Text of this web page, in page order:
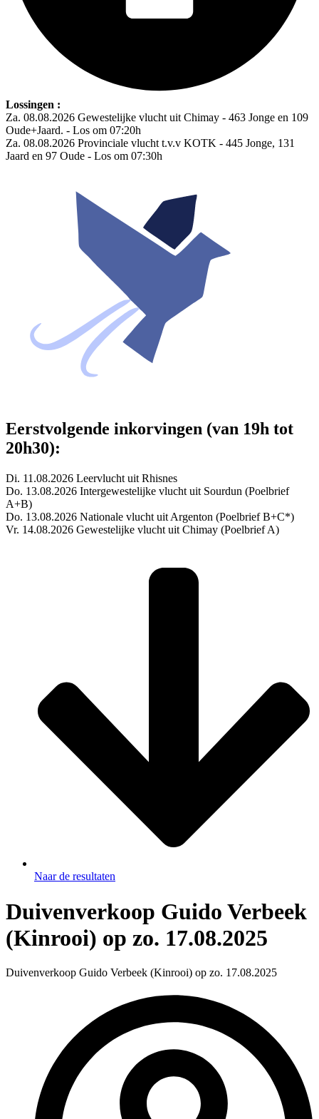
Lossingen :
Za. 08.08.2026 Gewestelijke vlucht uit Chimay - 463 Jonge en 109
Oude+Jaard. - Los om 07:20h
Za. 08.08.2026 Provinciale vlucht t.v.v KOTK - 445 Jonge, 131
Jaard en 97 Oude - Los om 07:30h
Eerstvolgende inkorvingen (van 19h tot
20h30):
Di. 11.08.2026 Leervlucht uit Rhisnes
Do. 13.08.2026 Intergewestelijke vlucht uit Sourdun (Poelbrief
A+B)
Do. 13.08.2026 Nationale vlucht uit Argenton (Poelbrief B+C*)
Vr. 14.08.2026 Gewestelijke vlucht uit Chimay (Poelbrief A)
Naar de resultaten
Duivenverkoop Guido Verbeek
(Kinrooi) op zo. 17.08.2025
Duivenverkoop Guido Verbeek (Kinrooi) op zo. 17.08.2025